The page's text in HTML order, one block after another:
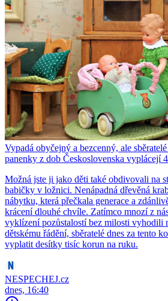
Vypadá obyčejný a bezcenný, ale
panenky z dob Československa vyplácejí
Možná jste ji jako děti také obdivovali na
babičky v ložnici. Nenápadná dřevěná
nábytku, která přečkala generace a
krácení dlouhé chvíle. Zatímco mnozí z
vyklízení pozůstalostí bez milosti vyhodili
dětskému řádění, sběratelé dnes za tento
vyplatit desítky tisíc korun na ruku.
NESPECHEJ.cz
dnes, 16:40